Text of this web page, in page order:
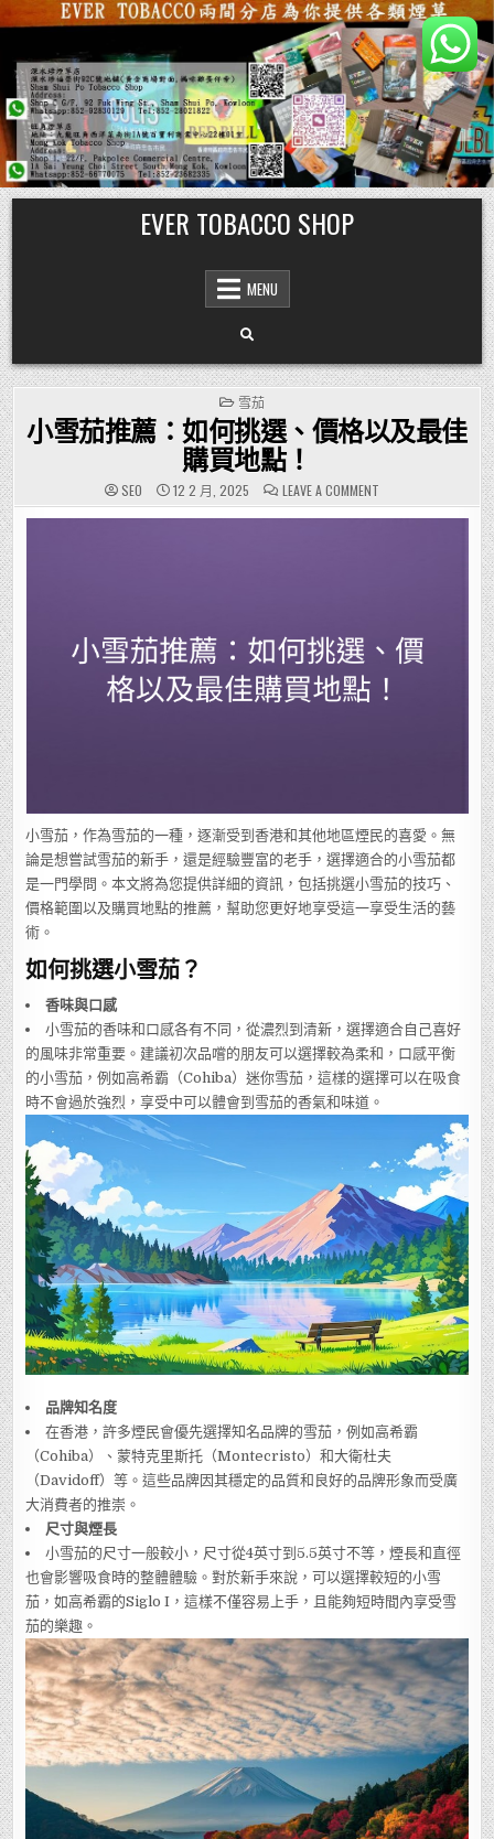
Skip
to
content
EVER TOBACCO SHOP
MENU
POSTED
IN
雪茄
小雪茄推薦：如何挑選、價格以及最佳
購買地點！
SEO 12 2 月, 2025 LEAVE A COMMENTON
小
雪
以
及
最
佳
購
小雪茄，作為雪茄的一種，逐漸受到香港和其他地區煙民的喜愛。無
論是想嘗試雪茄的新手，還是經驗豐富的老手，選擇適合的小雪茄都
是一門學問。本文將為您提供詳細的資訊，包括挑選小雪茄的技巧、
價格範圍以及購買地點的推薦，幫助您更好地享受這一享受生活的藝
術。
如何挑選小雪茄？
香味與口感
小雪茄的香味和口感各有不同，從濃烈到清新，選擇適合自己喜好
的風味非常重要。建議初次品嚐的朋友可以選擇較為柔和，口感平衡
的小雪茄，例如高希霸（Cohiba）迷你雪茄，這樣的選擇可以在吸食
時不會過於強烈，享受中可以體會到雪茄的香氣和味道。
品牌知名度
在香港，許多煙民會優先選擇知名品牌的雪茄，例如高希霸
（Cohiba）、蒙特克里斯托（Montecristo）和大衛杜夫
（Davidoff）等。這些品牌因其穩定的品質和良好的品牌形象而受廣
大消費者的推崇。
尺寸與煙長
小雪茄的尺寸一般較小，尺寸從4英寸到5.5英寸不等，煙長和直徑
也會影響吸食時的整體體驗。對於新手來說，可以選擇較短的小雪
茄，如高希霸的Siglo I，這樣不僅容易上手，且能夠短時間內享受雪
茄的樂趣。